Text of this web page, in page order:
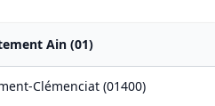
Ain (01)
Clémenciat (01400)